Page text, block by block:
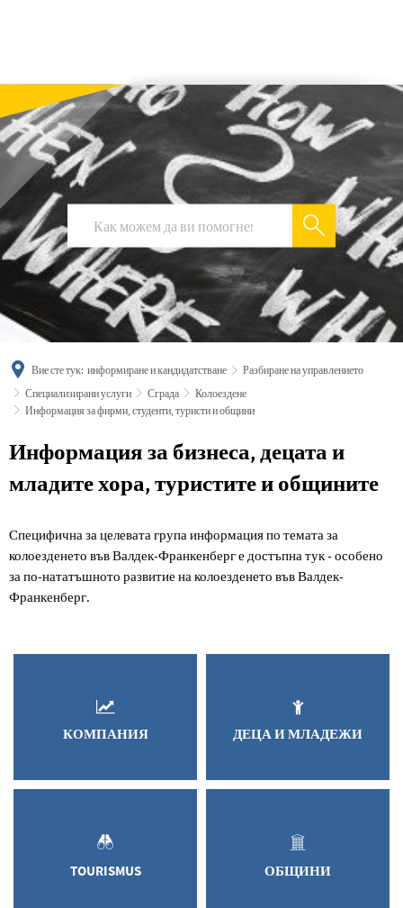
deutsch
Вие сте тук: информиране и кандидатстване
Разбиране на управлението
Специализирани услуги
Сграда
Колоездене
Информация за фирми, студенти, туристи и общини
Информация
за
студенти,
туристи
Информация за бизнеса, децата и
младите хора, туристите и общините
Специфична за целевата група информация по темата за
колоезденето във Валдек-Франкенберг е достъпна тук - особено
за по-нататъшното развитие на колоезденето във Валдек-
Франкенберг.
КОМПАНИЯ ДЕЦА И МЛАДЕЖИ
TOURISMUS ОБЩИНИ